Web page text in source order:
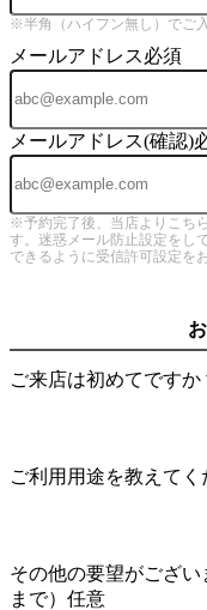
※半角（ハイフン無し）でご
メールアドレス必須
メールアドレス(確認)
※予約完了後、当店よりこち
す。迷惑メール防止設定をし
できるように受信許可設定を
ご来店は初めてですか
ご利用用途を教えてく
その他の要望がござ
まで） 任意